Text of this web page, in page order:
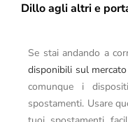
Dillo agli altri e
Se stai andando a
disponibili sul mercato
comunque i
spostamenti. Usare